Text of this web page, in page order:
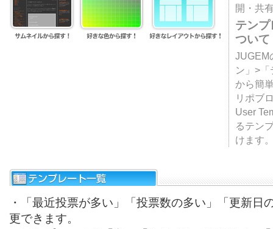
開・共
テン
ついて
JUGEM
ン」>
から簡
リポブ
User
るテン
けます
・「最近投票が多い」「投票数の多い」「更新日
更できます。